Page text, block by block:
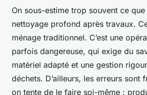
On sous-estime trop souvent ce
nettoyage profond après travaux.
ménage traditionnel. C’est une
parfois dangereuse, qui exige du
matériel adapté et une gestion
déchets. D’ailleurs, les erreurs sont
on tente de le faire soi-même :